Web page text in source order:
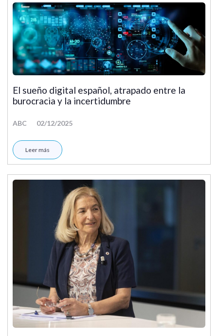
El sueño digital español, atrapado entre la
burocracia y la incertidumbre
ABC 02/12/2025
Leer más